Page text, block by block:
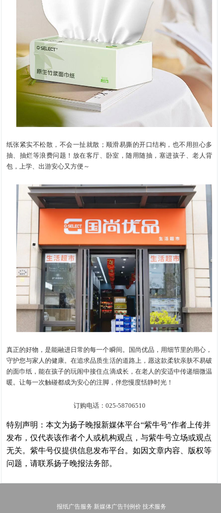
纸张紧实不松散，不会一扯就散；顺滑易撕的开口结构，也不用担心多
抽、抽烂等浪费问题！放在客厅、卧室，随用随抽，塞进孩子、老人背
包，上学、出游安心又方便～
真正的好物，是能融进日常的每一个瞬间。国尚优品，用细节里的用心，
守护您与家人的健康。在追求品质生活的道路上，愿这款柔软亲肤不易破
的面巾纸，能在孩子的玩闹中接住点滴成长，在老人的安适中传递细微温
暖。让每一次触碰都成为安心的注脚，伴您慢度恬静时光！
订购电话：025-58706510
特别声明：本文为扬子晚报新媒体平台“紫牛号”作者上传并
发布，仅代表该作者个人或机构观点，与紫牛号立场或观点
无关。紫牛号仅提供信息发布平台。如因文章内容、版权等
问题，请联系扬子晚报法务部。
报纸广告服务 新媒体广告刊例价 技术服务